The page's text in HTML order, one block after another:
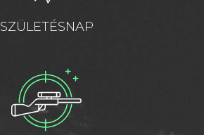
SZÜLETÉSNAP